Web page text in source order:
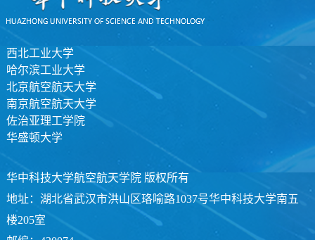
西北工业大学
哈尔滨工业大学
北京航空航天大学
南京航空航天大学
佐治亚理工学院
华盛顿大学
华中科技大学航空航天学院 版权所有
地址：湖北省武汉市洪山区珞喻路1037号华中科技大学南五
楼205室